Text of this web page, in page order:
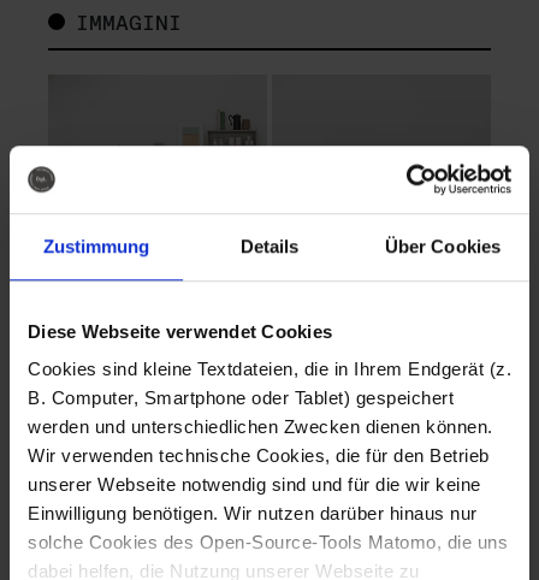
Zustimmung Details Über Cookies
Diese Webseite verwendet Cookies
Cookies sind kleine Textdateien, die in Ihrem Endgerät (z.
B. Computer, Smartphone oder Tablet) gespeichert
werden und unterschiedlichen Zwecken dienen können.
Wir verwenden technische Cookies, die für den Betrieb
unserer Webseite notwendig sind und für die wir keine
Einwilligung benötigen. Wir nutzen darüber hinaus nur
solche Cookies des Open-Source-Tools Matomo, die uns
dabei helfen, die Nutzung unserer Webseite zu
IMMAGINI
Fotografo: Lorenz
Sternbach
Download
Fotografo: Lorenz
Sternbach
Download